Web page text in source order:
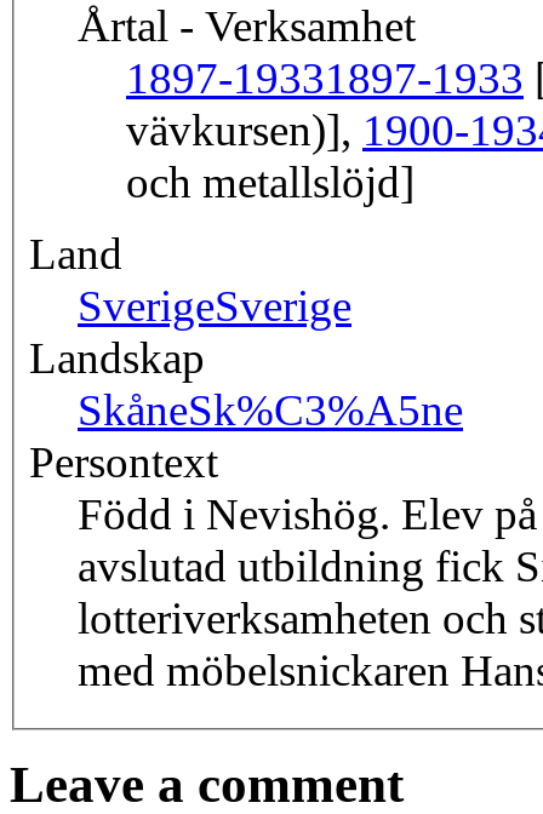
Årtal - Verksamhet
1897-19331897-1933
vävkursen)], 1900-
och metallslöjd]
Land
SverigeSverige
Landskap
SkåneSk%C3%A5ne
Persontext
Född i Nevishög. Elev
avslutad utbildning fick
lotteriverksamheten och
med möbelsnickaren
Leave a comment